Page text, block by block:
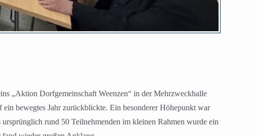
„Aktion Dorfgemeinschaft Weenzen“ in der Mehrzweckhalle
bewegtes Jahr zurückblickte. Ein besonderer Höhepunkt war
rund 50 Teilnehmenden im kleinen Rahmen wurde ein